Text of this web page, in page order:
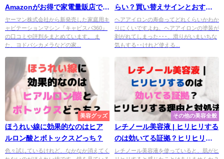
Amazonがお得で家電量販店で買
うと損する理由とは？
ヤーマン株式会社から新発売した家庭用キ
ャビテーションマシン『キャビスパ360』
の口コミや評判をまとめています。 ま
た、ヨドバシカメラなどの家...
らい？買い替えサインとおすす
めヘアアイロン4選
ヘアアイロンの寿命ってどれくらいかわか
りにくいですよね。ヘアアイロンの塗装が
剥がれてしまった･･･、滑りがいまいちな
気もする･･けれど使える...
美容グッズ
ほうれい線に効果的なのはヒア
ルロン酸とボトックスどっち？
色々試しているけれど、なかなか消えてく
その他の美容全般
レチノール美容液 | ヒリヒリする
のは効いてる証拠？ヒリヒリす
る理由と対処法
レチノール美容液を使っていると、肌がヒ